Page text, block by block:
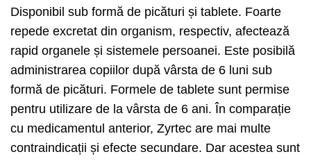
Disponibil sub formă de picături și tablete. Foarte
repede excretat din organism, respectiv, afectează
rapid organele și sistemele persoanei. Este posibilă
administrarea copiilor după vârsta de 6 luni sub
formă de picături. Formele de tablete sunt permise
pentru utilizare de la vârsta de 6 ani. În comparație
cu medicamentul anterior, Zyrtec are mai multe
contraindicații și efecte secundare. Dar acestea sunt